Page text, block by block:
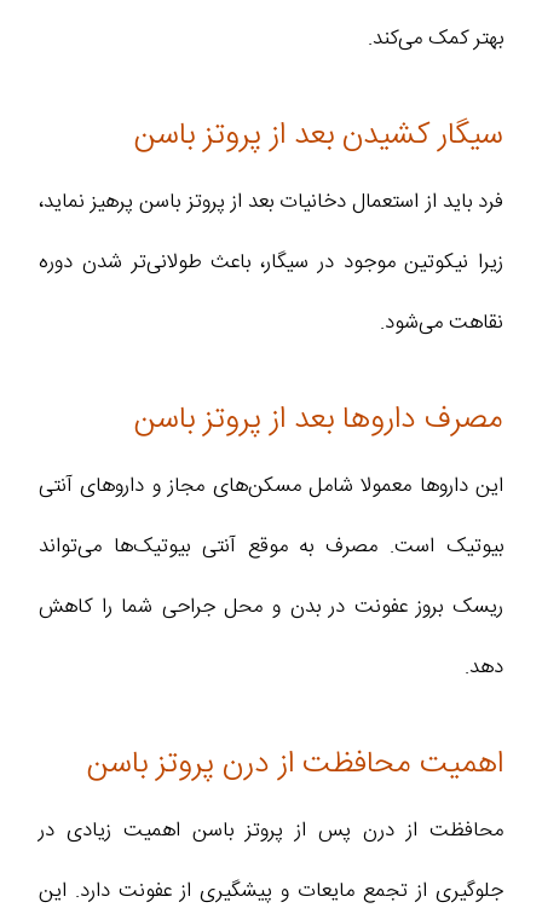
بهتر کمک می‌کند.
سیگار کشیدن بعد از پروتز باسن
فرد باید از استعمال دخانیات بعد از پروتز باسن پرهیز نماید،
زیرا نیکوتین موجود در سیگار، باعث طولانی‌تر شدن دوره
نقاهت می‌شود.
مصرف داروها بعد از پروتز باسن
این داروها معمولا شامل مسکن‌های مجاز و داروهای آنتی
بیوتیک است. مصرف به موقع آنتی بیوتیک‌ها می‌تواند
ریسک بروز عفونت در بدن و محل جراحی شما را کاهش
دهد.
اهمیت محافظت از درن پروتز باسن
محافظت از درن پس از پروتز باسن اهمیت زیادی در
جلوگیری از تجمع مایعات و پیشگیری از عفونت دارد. این